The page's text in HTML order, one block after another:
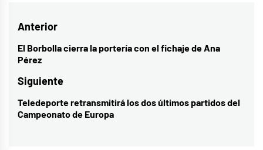
Navegación
de
Anterior
Entrada
anterior:
El Borbolla cierra la portería con el fichaje de Ana
Pérez
Siguiente
Entrada
siguiente:
Teledeporte retransmitirá los dos últimos partidos del
Campeonato de Europa